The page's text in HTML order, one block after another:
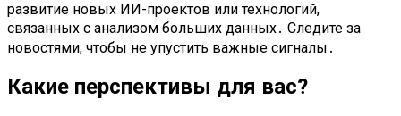
развитие новых ИИ-проектов или технологий,
связанных с анализом больших данных․ Следите за
новостями, чтобы не упустить важные сигналы․
Какие перспективы для вас?